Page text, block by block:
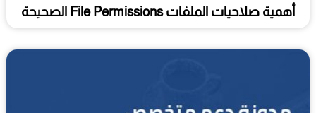
أهمية صلاحيات الملفات File Permissions الصحيحة